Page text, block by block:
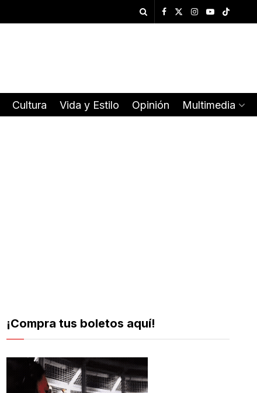
Cultura Vida y Estilo Opinión Multimedia
¡Compra tus boletos aquí!